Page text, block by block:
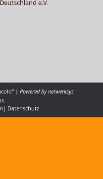
e.V.
| Powered bynetwerksys
| Datenschutz